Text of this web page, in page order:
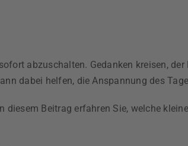
abzuschalten. Gedanken kreisen,
dabei helfen, die Anspannung des
Beitrag erfahren Sie, welche